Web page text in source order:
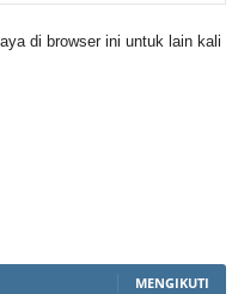
di browser ini untuk lain kali
MENGIKUTI